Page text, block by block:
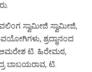
ಸ್ವಾಮೀಜಿ ಸ್ವಾಮೀಜಿ,
ಶ್ರದ್ಧಾನಂದ
ಟಿ. ಹಿರೇಮಠ,
ಬಾಬಯರಾವ, ಟಿ.